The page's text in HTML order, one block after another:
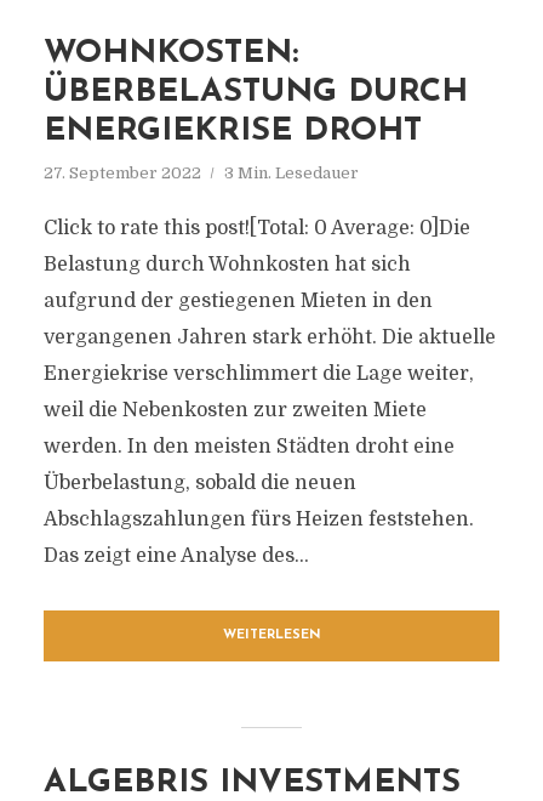
WOHNKOSTEN:
ÜBERBELASTUNG DURCH
ENERGIEKRISE DROHT
27. September 2022 3 Min. Lesedauer
Click to rate this post![Total: 0 Average: 0]Die
Belastung durch Wohnkosten hat sich
aufgrund der gestiegenen Mieten in den
vergangenen Jahren stark erhöht. Die aktuelle
Energiekrise verschlimmert die Lage weiter,
weil die Nebenkosten zur zweiten Miete
werden. In den meisten Städten droht eine
Überbelastung, sobald die neuen
Abschlagszahlungen fürs Heizen feststehen.
Das zeigt eine Analyse des...
WEITERLESEN
ALGEBRIS INVESTMENTS